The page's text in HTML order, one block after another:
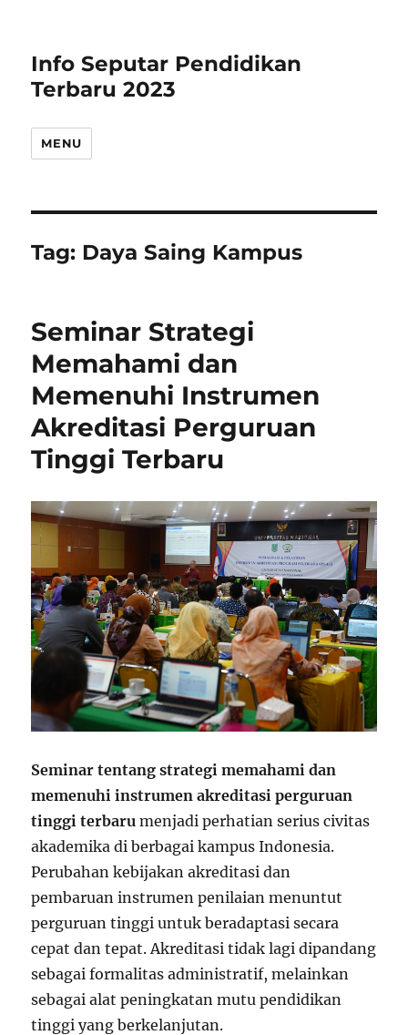
Info Seputar Pendidikan
Terbaru 2023
MENU
Tag: Daya Saing Kampus
Seminar Strategi
Memahami dan
Memenuhi Instrumen
Akreditasi Perguruan
Tinggi Terbaru
Seminar tentang strategi memahami dan
memenuhi instrumen akreditasi perguruan
tinggi terbaru menjadi perhatian serius civitas
akademika di berbagai kampus Indonesia.
Perubahan kebijakan akreditasi dan
pembaruan instrumen penilaian menuntut
perguruan tinggi untuk beradaptasi secara
cepat dan tepat. Akreditasi tidak lagi dipandang
sebagai formalitas administratif, melainkan
sebagai alat peningkatan mutu pendidikan
tinggi yang berkelanjutan.